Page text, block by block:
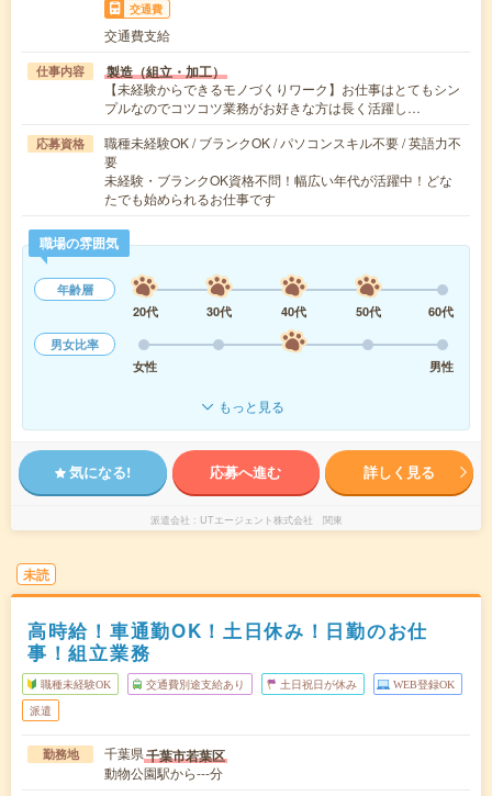
交通費
交通費支給
仕事内容 製造（組立・加工）
【未経験からできるモノづくりワーク】お仕事はとてもシン
プルなのでコツコツ業務がお好きな方は長く活躍し…
応募資格
職種未経験OK / ブランクOK / パソコンスキル不要 / 英語力不
要
未経験・ブランクOK資格不問！幅広い年代が活躍中！どな
たでも始められるお仕事です
職場の雰囲気
年齢層
20代
30代 40代 50代
60代
男女比率
女性
男性
もっと見る
気になる! 応募へ進む 詳しく見る
派遣会社 UTエージェント株式会社 関東
未読
高時給！車通勤OK！土日休み！日勤のお仕
事！組立業務
職種未経験OK 交通費別途支給あり 土日祝日が休み WEB登録OK
派遣
勤務地 千葉県千葉市若葉区
動物公園駅から---分